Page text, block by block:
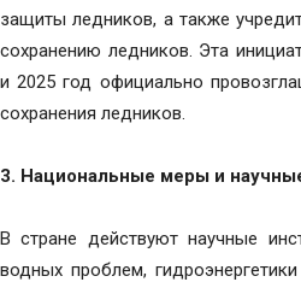
защиты ледников, а также
сохранению ледников. Эта
и 2025 год официально
сохранения ледников.
3. Национальные меры и
В стране действуют научные
водных проблем,